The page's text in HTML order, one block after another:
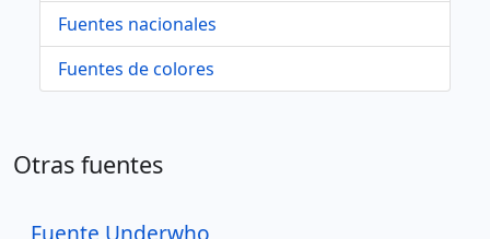
Fuentes nacionales
Fuentes de colores
Otras fuentes
Fuente Underwho